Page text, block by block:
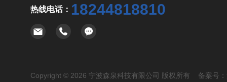
热线电话： 18244818810
Copyright © 2026 宁波森泉科技有限公司 版权所有 备案号：